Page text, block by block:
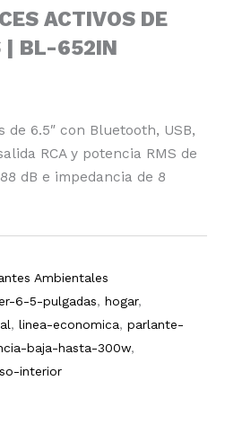
ACTIVOS DE
| BL-652IN
6.5″ con Bluetooth, USB,
RCA y potencia RMS de
dB e impedancia de 8
Ambientales
6-5-pulgadas, hogar,
, linea-economica, parlante-
baja-hasta-300w,
interior